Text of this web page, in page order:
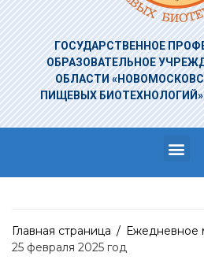
ГОСУДАРСТВЕННОЕ
ОБРАЗОВАТЕЛЬНОЕ
ОБЛАСТИ
ПИЩЕВЫХ БИОТЕХНОЛОГИЙ»
Главная страница / Ежедневное
25 февраля 2025 год